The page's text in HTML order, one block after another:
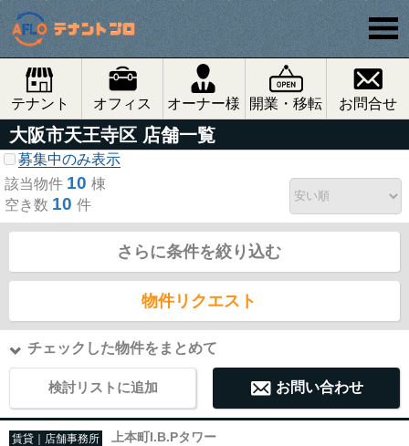
テナント オフィス オーナー様 開業・移転 お問合せ
大阪市天王寺区 店舗一覧
募集中のみ表示
該当物件 10 棟
空き数 10 件
さらに条件を絞り込む
物件リクエスト
チェックした物件をまとめて
検討リストに追加 お問い合わせ
賃貸｜店舗事務所 上本町I.B.Pタワー